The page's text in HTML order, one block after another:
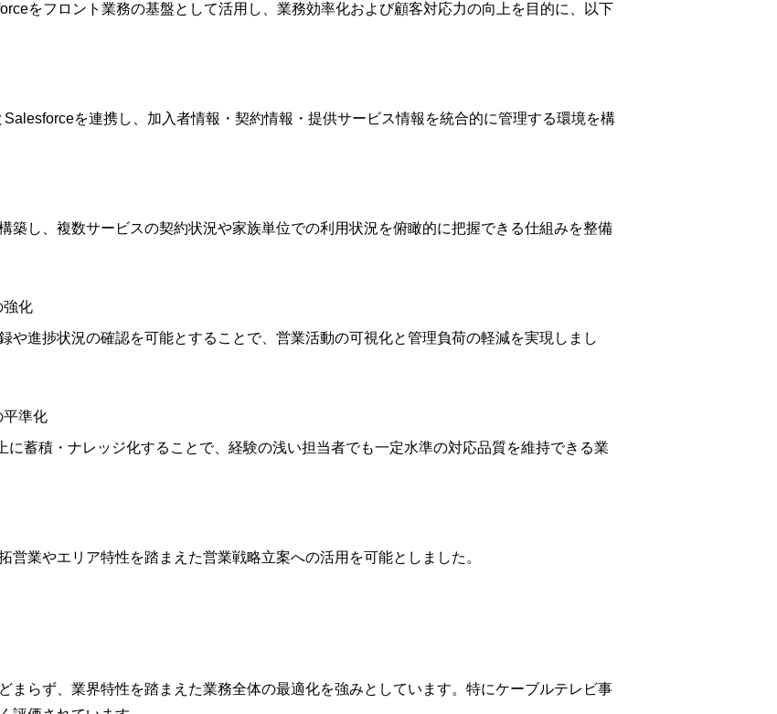
をフロント業務の基盤として活用し、業務効率化および顧客対応力の向上を目的に、以下
を連携し、加入者情報・契約情報・提供サービス情報を統合的に管理する環境を構
築し、複数サービスの契約状況や家族単位での利用状況を俯瞰的に把握できる仕組みを整備
強化
や進捗状況の確認を可能とすることで、営業活動の可視化と管理負荷の軽減を実現しまし
平準化
に蓄積・ナレッジ化することで、経験の浅い担当者でも一定水準の対応品質を維持できる業
営業やエリア特性を踏まえた営業戦略立案への活用を可能としました。
まらず、業界特性を踏まえた業務全体の最適化を強みとしています。特にケーブルテレビ事